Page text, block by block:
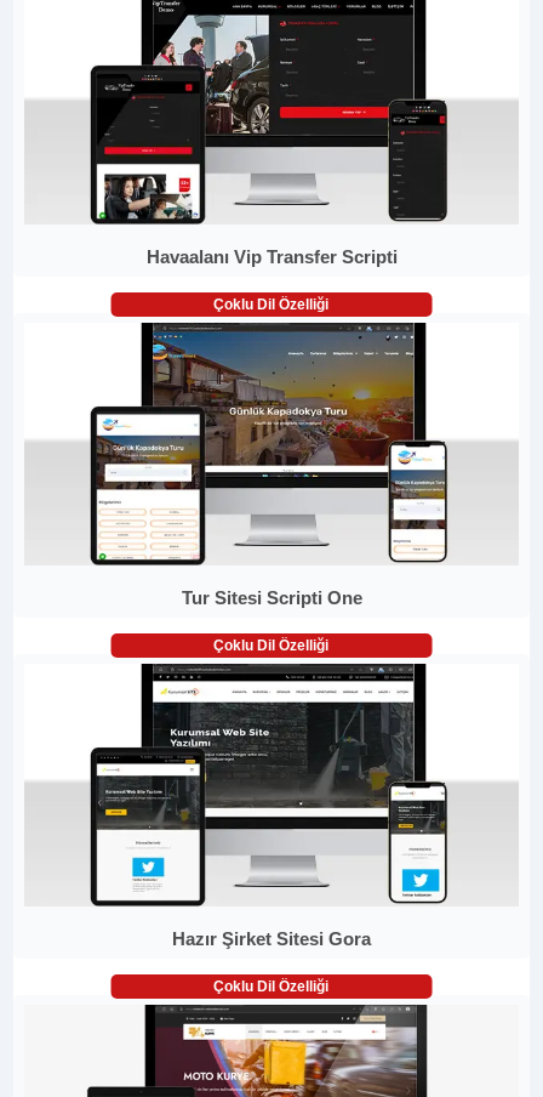
Havaalanı Vip Transfer Scripti
Çoklu Dil Özelliği
Tur Sitesi Scripti One
Çoklu Dil Özelliği
Hazır Şirket Sitesi Gora
Çoklu Dil Özelliği